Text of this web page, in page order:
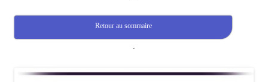
Retour au sommaire
.